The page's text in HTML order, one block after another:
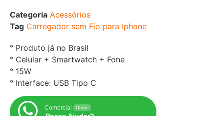
Categoria Acessórios
Tag Carregador sem Fio para Iphone
° Produto já no Brasil
° Celular + Smartwatch + Fone
° 15W
° Interface: USB Tipo C
Comercial Online